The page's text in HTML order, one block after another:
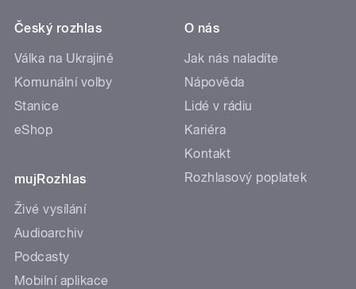
Český rozhlas
Válka na Ukrajině
Komunální volby
Stanice
eShop
mujRozhlas
Živé vysílání
Audioarchiv
Podcasty
Mobilní aplikace
O nás
Jak nás naladíte
Nápověda
Lidé v rádiu
Kariéra
Kontakt
Rozhlasový poplatek